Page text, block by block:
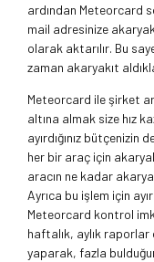
ardından Meteorcard
mail adresinize
olarak aktarılır. Bu
zaman akaryakıt
Meteorcard ile şirket
altına almak size hız
ayırdığınız bütçenizin
her bir araç için
aracın ne kadar
Ayrıca bu işlem için
Meteorcard kontrol
haftalık, aylık
yaparak, fazla